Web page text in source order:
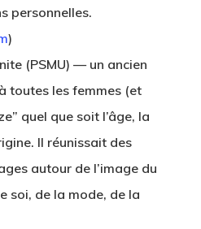
personnelles.
)
(PSMU) — un ancien
toutes les femmes (et
quel que soit l’âge, la
Il réunissait des
autour de l’image du
soi, de la mode, de la